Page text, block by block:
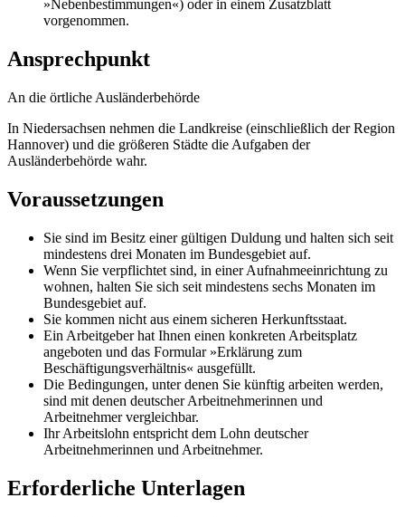
»Nebenbestimmungen«) oder in einem Zusatzblatt
vorgenommen.
Ansprechpunkt
An die örtliche Ausländerbehörde
In Niedersachsen nehmen die Landkreise (einschließlich der Region
Hannover) und die größeren Städte die Aufgaben der
Ausländerbehörde wahr.
Voraussetzungen
Sie sind im Besitz einer gültigen Duldung und halten sich seit
mindestens drei Monaten im Bundesgebiet auf.
Wenn Sie verpflichtet sind, in einer Aufnahmeeinrichtung zu
wohnen, halten Sie sich seit mindestens sechs Monaten im
Bundesgebiet auf.
Sie kommen nicht aus einem sicheren Herkunftsstaat.
Ein Arbeitgeber hat Ihnen einen konkreten Arbeitsplatz
angeboten und das Formular »Erklärung zum
Beschäftigungsverhältnis« ausgefüllt.
Die Bedingungen, unter denen Sie künftig arbeiten werden,
sind mit denen deutscher Arbeitnehmerinnen und
Arbeitnehmer vergleichbar.
Ihr Arbeitslohn entspricht dem Lohn deutscher
Arbeitnehmerinnen und Arbeitnehmer.
Erforderliche Unterlagen